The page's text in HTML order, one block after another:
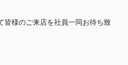
皆様のご来店を社員一同お待ち致